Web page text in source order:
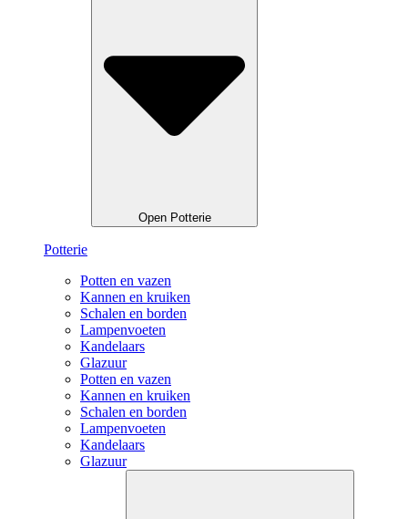
Open Potterie
Potterie
Potten en vazen
Kannen en kruiken
Schalen en borden
Lampenvoeten
Kandelaars
Glazuur
Potten en vazen
Kannen en kruiken
Schalen en borden
Lampenvoeten
Kandelaars
Glazuur